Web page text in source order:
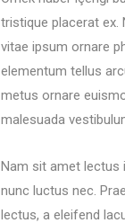
tristique placerat ex.
vitae ipsum ornare
elementum tellus
metus ornare
malesuada
Nam sit amet lectus
nunc luctus nec.
lectus, a eleifend